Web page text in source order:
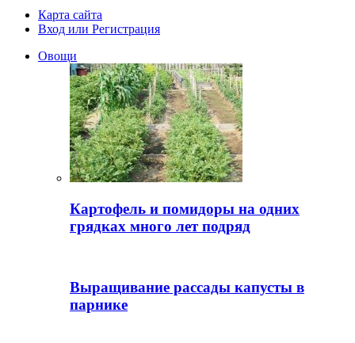
Карта сайта
Вход или Регистрация
Овощи
Картофель и помидоры на одних
грядках много лет подряд
Выращивание рассады капусты в
парнике